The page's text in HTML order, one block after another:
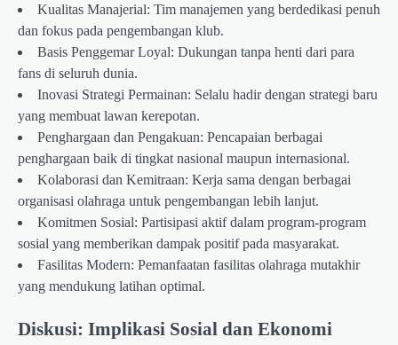
Kualitas Manajerial: Tim manajemen yang berdedikasi penuh
dan fokus pada pengembangan klub.
Basis Penggemar Loyal: Dukungan tanpa henti dari para
fans di seluruh dunia.
Inovasi Strategi Permainan: Selalu hadir dengan strategi baru
yang membuat lawan kerepotan.
Penghargaan dan Pengakuan: Pencapaian berbagai
penghargaan baik di tingkat nasional maupun internasional.
Kolaborasi dan Kemitraan: Kerja sama dengan berbagai
organisasi olahraga untuk pengembangan lebih lanjut.
Komitmen Sosial: Partisipasi aktif dalam program-program
sosial yang memberikan dampak positif pada masyarakat.
Fasilitas Modern: Pemanfaatan fasilitas olahraga mutakhir
yang mendukung latihan optimal.
Diskusi: Implikasi Sosial dan Ekonomi